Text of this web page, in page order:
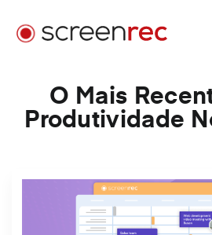
Entrar
O Mais
Produtividade